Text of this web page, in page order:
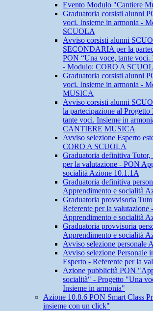
Evento Modulo "Cantiere
Graduatoria corsisti alunni
voci. Insieme in armonia -
SCUOLA
Avviso corsisti alunni
SECONDARIA per la
PON “Una voce, tante voci.
- Modulo: CORO A
Graduatoria corsisti alunni
voci. Insieme in armonia -
MUSICA
Avviso corsisti alunni
la partecipazione al
tante voci. Insieme in
CANTIERE MUSICA
Avviso selezione Esperto
CORO A SCUOLA
Graduatoria definitiva Tutor,
per la valutazione - PON
socialità Azione 10.1.1A
Graduatoria definitiva
Apprendimento e socialità
Graduatoria provvisoria
Referente per la valutazione
Apprendimento e socialità
Graduatoria provvisoria
Apprendimento e socialità
Avviso selezione personale
Avviso selezione Personale
Esperto - Referente per la
Azione pubblicità PON
socialità" - Progetto "Una
Insieme in armonia"
Azione 10.8.6 PON Smart Class
insieme con un click"